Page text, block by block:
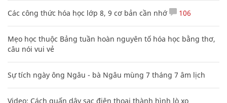
Các công thức hóa học lớp 8, 9 cơ bản cần nhớ 106
Mẹo học thuộc Bảng tuần hoàn nguyên tố hóa học bằng thơ,
câu nói vui vẻ
Sự tích ngày ông Ngâu - bà Ngâu mùng 7 tháng 7 âm lịch
Video: Cách quấn dây sạc điện thoại thành hình lò xo